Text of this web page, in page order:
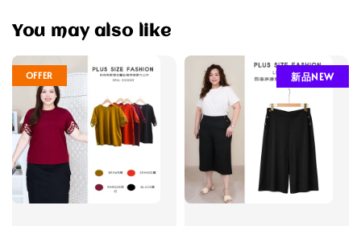
You may also like
OFFER 新品NEW